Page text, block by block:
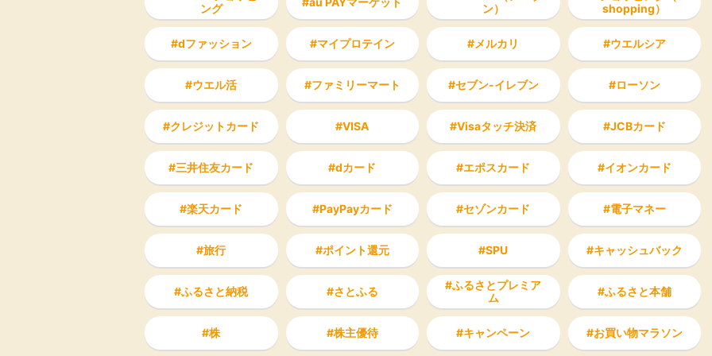
ング
ン）
shopping）
dファッション マイプロテイン メルカリ ウエルシア
ウエル活 ファミリーマート セブン-イレブン ローソン
クレジットカード VISA Visaタッチ決済 JCBカード
三井住友カード dカード エポスカード イオンカード
楽天カード PayPayカード セゾンカード 電子マネー
旅行 ポイント還元 SPU キャッシュバック
ふるさと納税 さとふる
ふるさとプレミア
ム
ふるさと本舗
株 株主優待 キャンペーン お買い物マラソン